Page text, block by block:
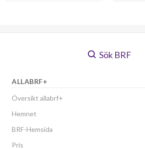
Sök BRF
ALLABRF+
Översikt allabrf+
Hemnet
BRF-Hemsida
Pris